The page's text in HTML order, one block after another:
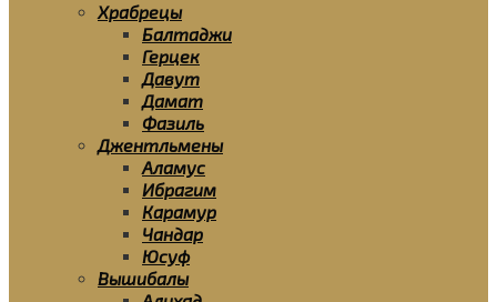
Храбрецы
Балтаджи
Герцек
Давут
Дамат
Фазиль
Джентльмены
Аламус
Ибрагим
Карамур
Чандар
Юсуф
Вышибалы